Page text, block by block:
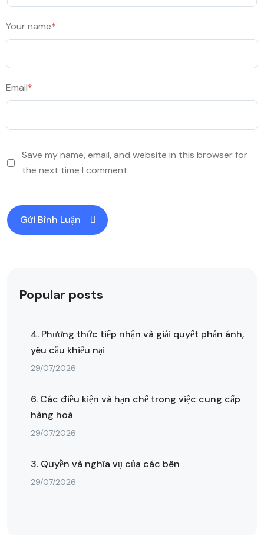
Your name*
Email*
Save my name, email, and website in this browser for
the next time I comment.
Popular posts
4. Phương thức tiếp nhận và giải quyết phản ánh,
yêu cầu khiếu nại
29/07/2026
6. Các điều kiện và hạn chế trong việc cung cấp
hàng hoá
29/07/2026
3. Quyền và nghĩa vụ của các bên
29/07/2026